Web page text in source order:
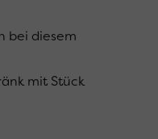
bei diesem
mit Stück